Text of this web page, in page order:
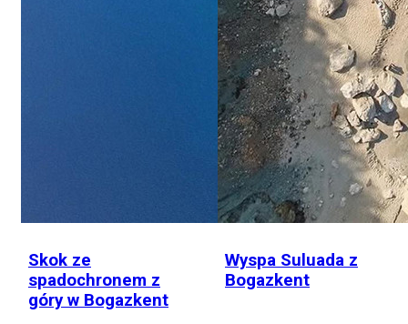
Skok ze
spadochronem z
góry w Bogazkent
Wyspa Suluada z
Bogazkent